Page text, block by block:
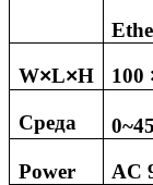
W×L×H 100
Среда 0~45
Power
AC